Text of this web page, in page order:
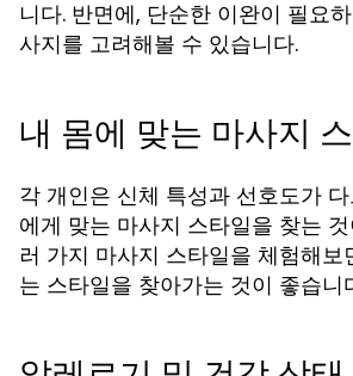
니다. 반면에, 단순한 이완이 필요
사지를 고려해볼 수 있습니다.
내 몸에 맞는 마사지
각 개인은 신체 특성과 선호도가
에게 맞는 마사지 스타일을 찾는
러 가지 마사지 스타일을 체험해
는 스타일을 찾아가는 것이 좋습니